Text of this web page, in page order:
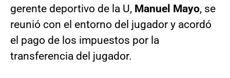
gerente deportivo de la U, Manuel Mayo, se
reunió con el entorno del jugador y acordó
el pago de los impuestos por la
transferencia del jugador.